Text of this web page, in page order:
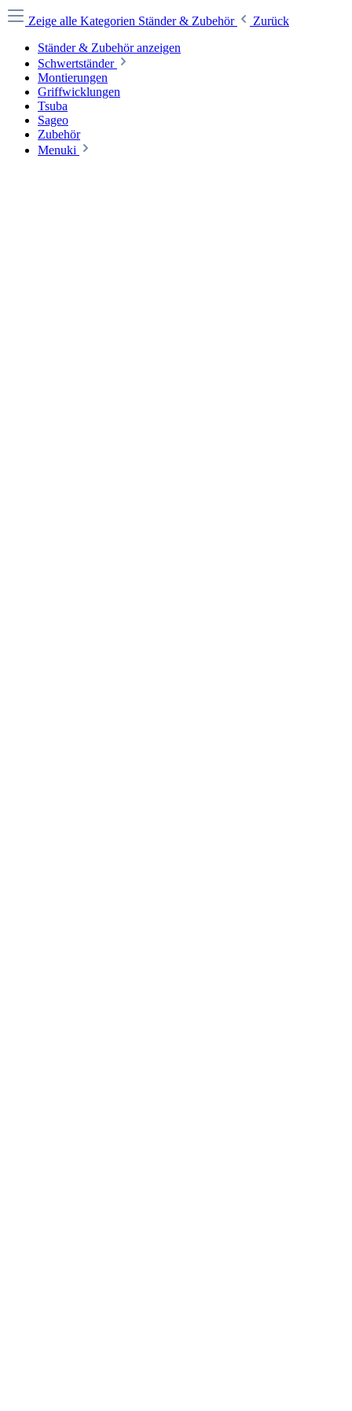
Zeige alle Kategorien Ständer & Zubehör
Zurück
Ständer & Zubehör anzeigen
Schwertständer
Montierungen
Griffwicklungen
Tsuba
Sageo
Zubehör
Menuki